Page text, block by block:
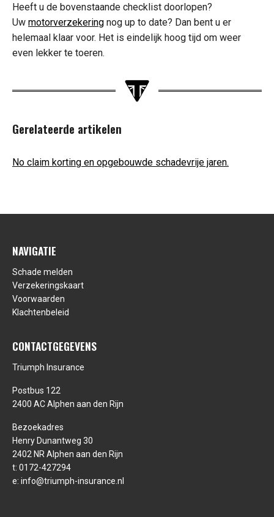
Heeft u de bovenstaande checklist doorlopen?
Uw motorverzekering nog up to date? Dan bent u er
helemaal klaar voor. Het is eindelijk hoog tijd om weer
even lekker te toeren.
Gerelateerde artikelen
No claim korting en opgebouwde schadevrije jaren.
NAVIGATIE
Schade melden
Verzekeringskaart
Voorwaarden
Klachtenbeleid
CONTACTGEGEVENS
Triumph Insurance
Postbus 122
2400 AC Alphen aan den Rijn
Bezoekadres
Henry Dunantweg 30
2402 NR Alphen aan den Rijn
t: 0172-427294
e: info@triumph-insurance.nl